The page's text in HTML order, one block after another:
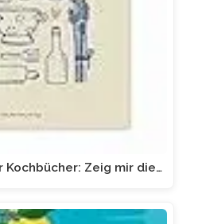
Kochbücher: Zeig mir die…